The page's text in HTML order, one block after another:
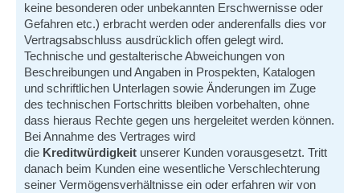
keine besonderen oder unbekannten Erschwernisse oder
Gefahren etc.) erbracht werden oder anderenfalls dies vor
Vertragsabschluss ausdrücklich offen gelegt wird.
Technische und gestalterische Abweichungen von
Beschreibungen und Angaben in Prospekten, Katalogen
und schriftlichen Unterlagen sowie Änderungen im Zuge
des technischen Fortschritts bleiben vorbehalten, ohne
dass hieraus Rechte gegen uns hergeleitet werden können.
Bei Annahme des Vertrages wird
die Kreditwürdigkeit unserer Kunden vorausgesetzt. Tritt
danach beim Kunden eine wesentliche Verschlechterung
seiner Vermögensverhältnisse ein oder erfahren wir von